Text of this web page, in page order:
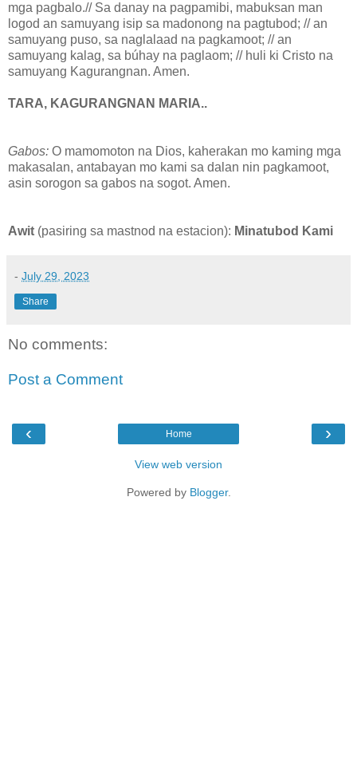
mga pagbalo.// Sa danay na pagpamibi, mabuksan man
logod an samuyang isip sa madonong na pagtubod; // an
samuyang puso, sa naglalaad na pagkamoot; // an
samuyang kalag, sa búhay na paglaom; // huli ki Cristo na
samuyang Kagurangnan. Amen.
TARA, KAGURANGNAN MARIA..
Gabos: O mamomoton na Dios, kaherakan mo kaming mga
makasalan, antabayan mo kami sa dalan nin pagkamoot,
asin sorogon sa gabos na sogot. Amen.
Awit (pasiring sa mastnod na estacion): Minatubod Kami
- July 29, 2023
Share
No comments:
Post a Comment
‹ ›
Home
View web version
Powered by Blogger.